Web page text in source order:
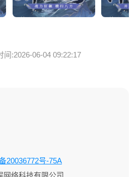
间:2026-06-04 09:22:17
20036772号-75A
网络科技有限公司